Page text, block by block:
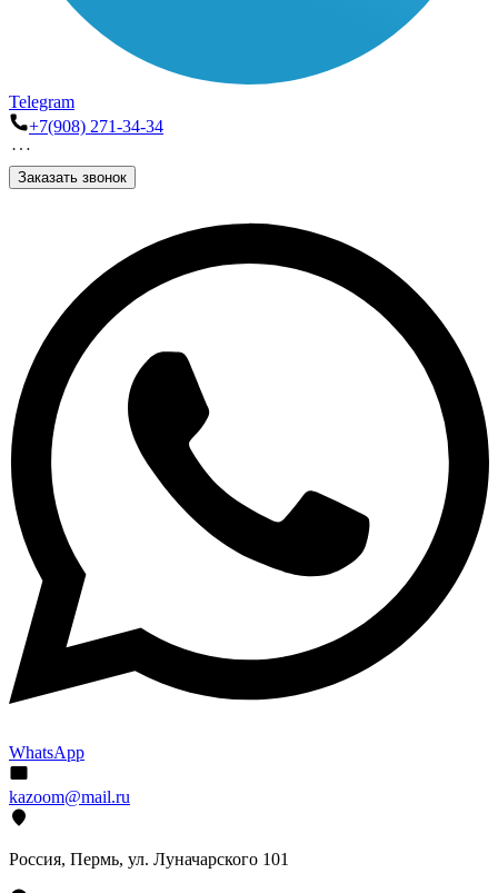
Telegram
+7(908) 271-34-34
Заказать звонок
WhatsApp
kazoom@mail.ru
Россия, Пермь, ул. Луначарского 101